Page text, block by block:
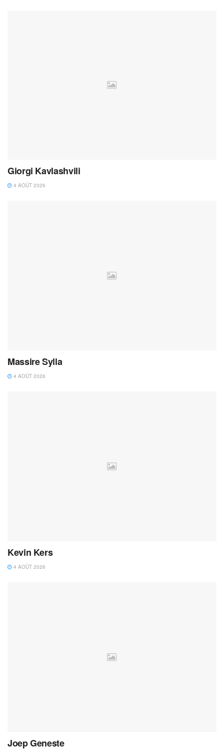
Giorgi Kavlashvili
4 AOÛT 2026
Massire Sylla
4 AOÛT 2026
Kevin Kers
4 AOÛT 2026
Joep Geneste